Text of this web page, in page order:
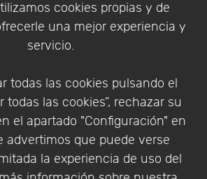
cookies propias y de
una mejor experiencia y
servicio.
todas las cookies pulsando el
todas las cookies”, rechazar su
el apartado "Configuración" en
advertimos que puede verse
la experiencia de uso del
Política de Privacidad
de compra
Identificarse
Legal| Política de Privacidad |
Política de Cookies